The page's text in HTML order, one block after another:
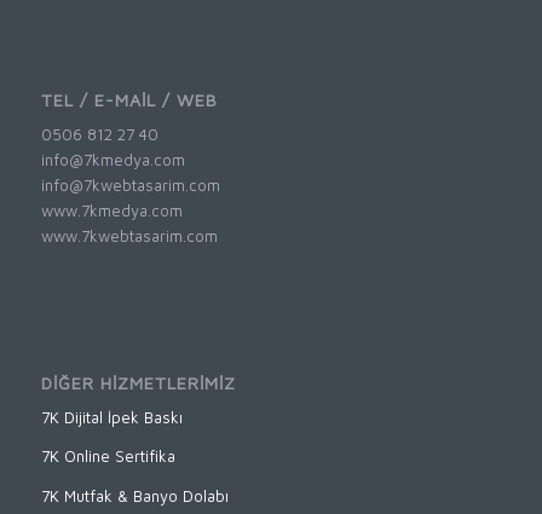
TEL / E-MAİL / WEB
0506 812 27 40
info@7kmedya.com
info@7kwebtasarim.com
www.7kmedya.com
www.7kwebtasarim.com
DİĞER HİZMETLERİMİZ
7K Dijital İpek Baskı
7K Online Sertifika
7K Mutfak & Banyo Dolabı